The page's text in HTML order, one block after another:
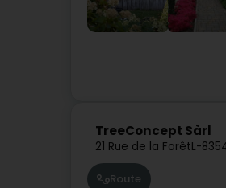
TreeConcept Sàrl
21 Rue de la ForêtL-
Route